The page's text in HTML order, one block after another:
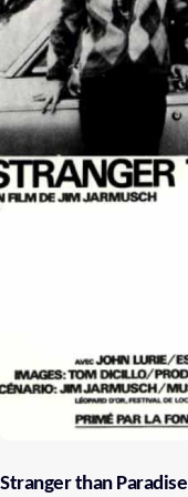
Stranger than Paradise